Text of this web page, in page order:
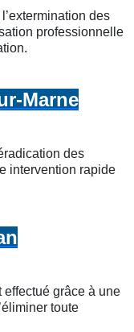
des
professionnelle
Marne
des
intervention rapide
effectué grâce à une
toute